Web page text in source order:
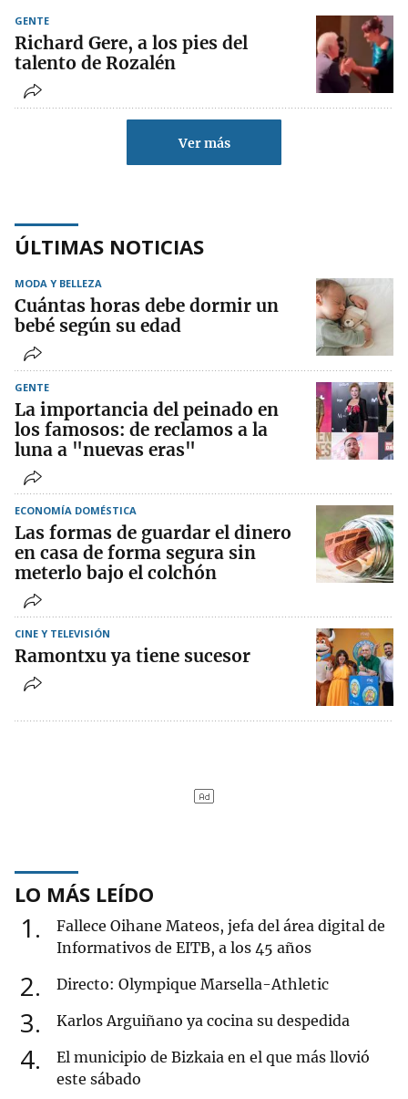
GENTE
Richard Gere, a los pies del
talento de Rozalén
Ver más
ÚLTIMAS NOTICIAS
MODA Y BELLEZA
Cuántas horas debe dormir un
bebé según su edad
GENTE
La importancia del peinado en
los famosos: de reclamos a la
luna a "nuevas eras"
ECONOMÍA DOMÉSTICA
Las formas de guardar el dinero
en casa de forma segura sin
meterlo bajo el colchón
CINE Y TELEVISIÓN
Ramontxu ya tiene sucesor
LO MÁS LEÍDO
1
Fallece Oihane Mateos, jefa del área digital de
Informativos de EITB, a los 45 años
2 Directo: Olympique Marsella-Athletic
3 Karlos Arguiñano ya cocina su despedida
4
El municipio de Bizkaia en el que más llovió
este sábado